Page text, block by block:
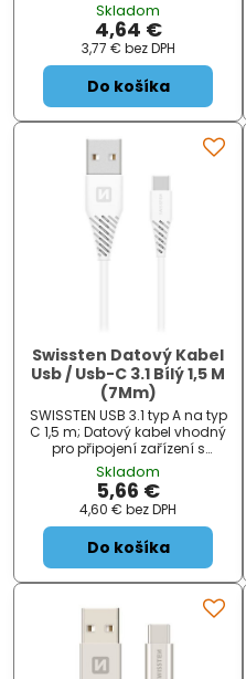
synchronizace. Vyznačuje se
kvalitním zpracováním...
Skladom
4,64 €
3,77 € bez DPH
Do košíka
Swissten Datový Kabel
Usb / Usb-C 3.1 Bílý 1,5 M
(7Mm)
SWISSTEN USB 3.1 typ A na typ
C 1,5 m; Datový kabel vhodný
pro připojení zařízení s
konektorem USB typu C k
počítači. Delší konektor je
ideální pro dobíjení
outdoorových smartphonů
nebo při použití
objemnějšího...
Skladom
5,66 €
4,60 € bez DPH
Do košíka